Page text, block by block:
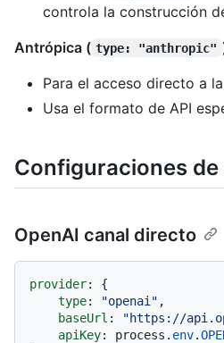
controla la construcción
Antrópica ( type: "anthropic"
Para el acceso directo a
Usa el formato de API
Configuraciones de
OpenAI canal directo
provider: {
type: "openai" ,
baseUrl : "https://
apiKey: process. env.